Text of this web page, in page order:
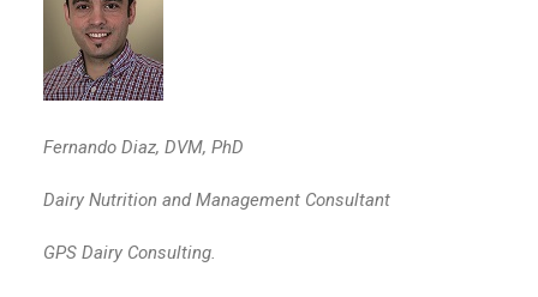
Fernando Diaz, DVM, PhD
Dairy Nutrition and Management Consultant
GPS Dairy Consulting.